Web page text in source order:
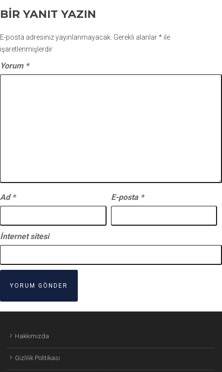
BIR YANIT YAZIN
E-posta adresiniz yayınlanmayacak. Gerekli alanlar* ile
işaretlenmişlerdir
Yorum *
Ad * E-posta *
İnternet sitesi
Hakkımızda
Gizlilik Politikası